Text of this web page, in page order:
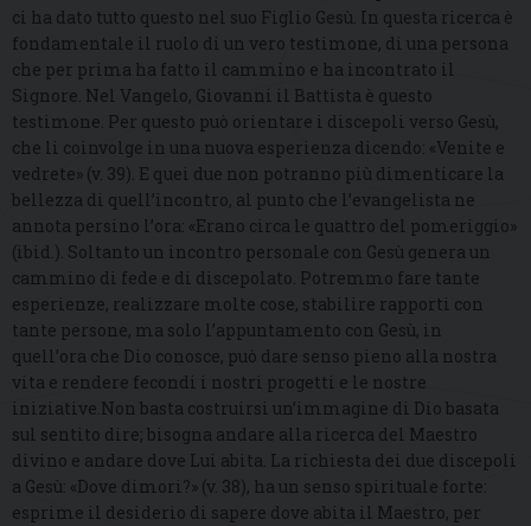
ci ha dato tutto questo nel suo Figlio Gesù. In questa ricerca è
fondamentale il ruolo di un vero testimone, di una persona
che per prima ha fatto il cammino e ha incontrato il
Signore. Nel Vangelo, Giovanni il Battista è questo
testimone. Per questo può orientare i discepoli verso Gesù,
che li coinvolge in una nuova esperienza dicendo: «Venite e
vedrete» (v. 39). E quei due non potranno più dimenticare la
bellezza di quell’incontro, al punto che l’evangelista ne
annota persino l’ora: «Erano circa le quattro del pomeriggio»
(ibid.). Soltanto un incontro personale con Gesù genera un
cammino di fede e di discepolato. Potremmo fare tante
esperienze, realizzare molte cose, stabilire rapporti con
tante persone, ma solo l’appuntamento con Gesù, in
quell’ora che Dio conosce, può dare senso pieno alla nostra
vita e rendere fecondi i nostri progetti e le nostre
iniziative.Non basta costruirsi un’immagine di Dio basata
sul sentito dire; bisogna andare alla ricerca del Maestro
divino e andare dove Lui abita. La richiesta dei due discepoli
a Gesù: «Dove dimori?» (v. 38), ha un senso spirituale forte:
esprime il desiderio di sapere dove abita il Maestro, per